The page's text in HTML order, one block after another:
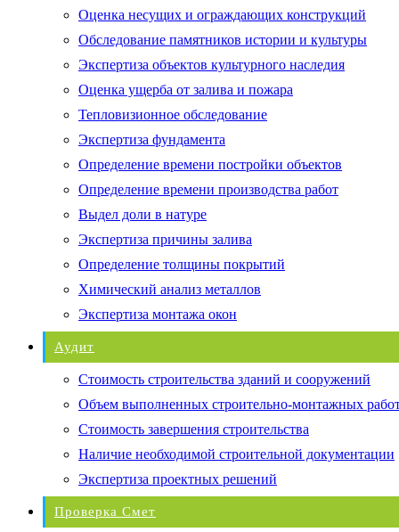
Оценка несущих и ограждающих конструкций
Обследование памятников истории и культуры
Экспертиза объектов культурного наследия
Оценка ущерба от залива и пожара
Тепловизионное обследование
Экспертиза фундамента
Определение времени постройки объектов
Определение времени производства работ
Выдел доли в натуре
Экспертиза причины залива
Определение толщины покрытий
Химический анализ металлов
Экспертиза монтажа окон
Аудит
Стоимость строительства зданий и сооружений
Объем выполненных строительно-монтажных
Стоимость завершения строительства
Наличие необходимой строительной документации
Экспертиза проектных решений
Проверка Смет